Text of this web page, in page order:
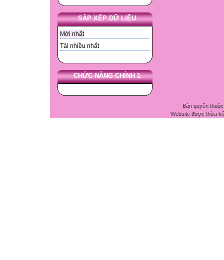
SẮP XẾP DỮ LIỆU
Mới nhất
Tải nhiều nhất
CHỨC NĂNG CHÍNH 1
Bản quyền
Website được thừa